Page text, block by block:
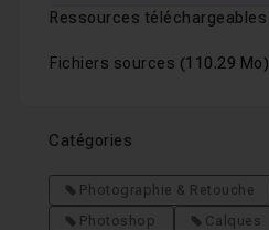
Ressources téléchargeables
Fichiers sources (110.29 Mo)
Catégories
Photographie & Retouche
Photoshop
Calques